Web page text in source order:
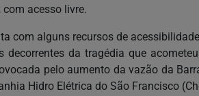
acesso livre.
com alguns recursos de
da tragédia que
pelo aumento da vazão da
Hidro Elétrica do São Francisco